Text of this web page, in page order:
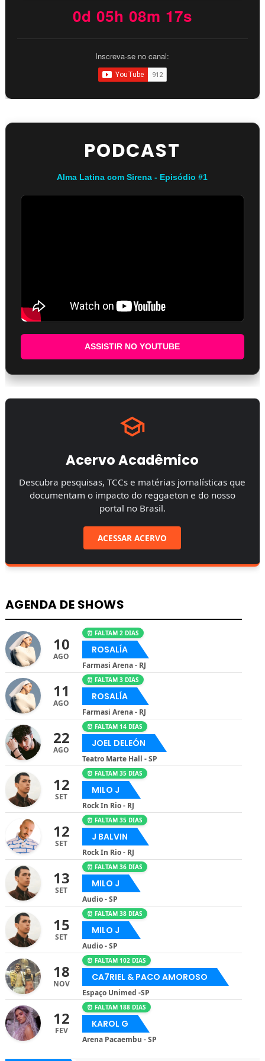
0d 05h 08m 16s
Inscreva-se no canal:
PODCAST
Alma Latina com Sirena - Episódio #1
ASSISTIR NO YOUTUBE
Acervo Acadêmico
Descubra pesquisas, TCCs e matérias jornalísticas que
documentam o impacto do reggaeton e do nosso
portal no Brasil.
ACESSAR ACERVO
AGENDA DE SHOWS
10
AGO
⏰ FALTAM 2 DIAS
ROSALÍA
Farmasi Arena - RJ
11
AGO
⏰ FALTAM 3 DIAS
ROSALÍA
Farmasi Arena - RJ
22
AGO
⏰ FALTAM 14 DIAS
JOEL DELEÓN
Teatro Marte Hall - SP
12
SET
⏰ FALTAM 35 DIAS
MILO J
Rock In Rio - RJ
12
SET
⏰ FALTAM 35 DIAS
J BALVIN
Rock In Rio - RJ
13
SET
⏰ FALTAM 36 DIAS
MILO J
Audio - SP
15
SET
⏰ FALTAM 38 DIAS
MILO J
Audio - SP
18
NOV
⏰ FALTAM 102 DIAS
CA7RIEL & PACO AMOROSO
Espaço Unimed -SP
12
FEV
⏰ FALTAM 188 DIAS
KAROL G
Arena Pacaembu - SP